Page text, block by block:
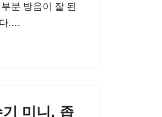
분 방음이 잘 된
.…
미니, 좁